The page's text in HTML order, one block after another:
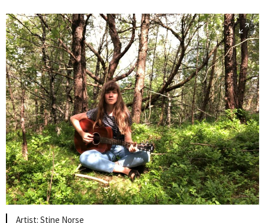
Stine Norse